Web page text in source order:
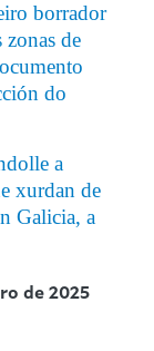
borrador
de
do
a
xurdan de
Galicia, a
de 2025